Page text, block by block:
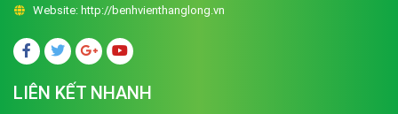
Website: http://benhvienthanglong.vn
LIÊN KẾT NHANH